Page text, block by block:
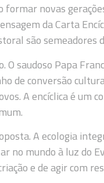
novas
da Carta
são semeadores
saudoso Papa
de conversão
A encíclica é um
A ecologia
no mundo à luz do
e de agir com